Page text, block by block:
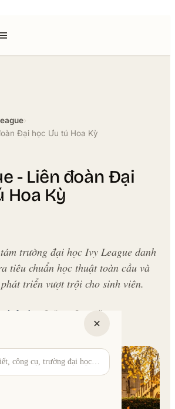
công cụ, trường đại học…
›
Đại học Ưu tú Hoa Kỳ
- Liên đoàn Đại
Hoa Kỳ
trường đại học Ivy League danh
tiêu chuẩn học thuật toàn cầu và
triển vượt trội cho sinh viên.
Andre College Council